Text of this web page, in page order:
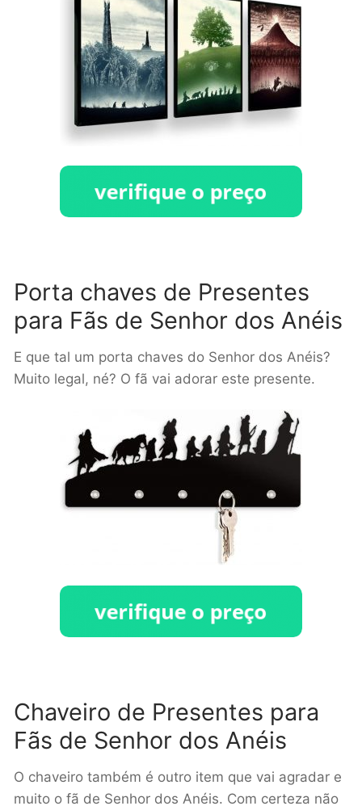
Porta chaves de Presentes
para Fãs de Senhor dos Anéis
E que tal um porta chaves do Senhor dos Anéis?
Muito legal, né? O fã vai adorar este presente.
Chaveiro de Presentes para
Fãs de Senhor dos Anéis
O chaveiro também é outro item que vai agradar e
muito o fã de Senhor dos Anéis. Com certeza não